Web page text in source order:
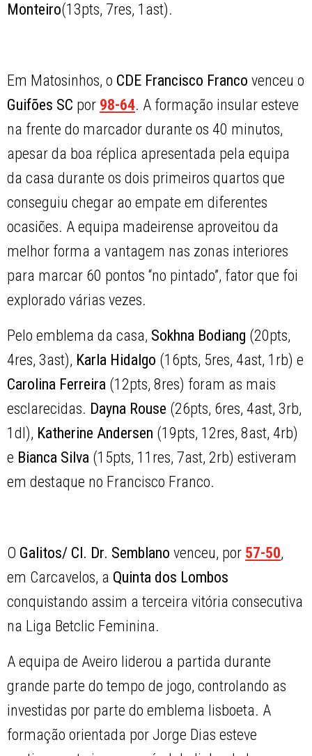
Monteiro(13pts, 7res, 1ast).
Em Matosinhos, o CDE Francisco Franco venceu o
Guifões SC por 98-64. A formação insular esteve
na frente do marcador durante os 40 minutos,
apesar da boa réplica apresentada pela equipa
da casa durante os dois primeiros quartos que
conseguiu chegar ao empate em diferentes
ocasiões. A equipa madeirense aproveitou da
melhor forma a vantagem nas zonas interiores
para marcar 60 pontos “no pintado”, fator que foi
explorado várias vezes.
Pelo emblema da casa, Sokhna Bodiang (20pts,
4res, 3ast), Karla Hidalgo (16pts, 5res, 4ast, 1rb) e
Carolina Ferreira (12pts, 8res) foram as mais
esclarecidas. Dayna Rouse (26pts, 6res, 4ast, 3rb,
1dl), Katherine Andersen (19pts, 12res, 8ast, 4rb)
e Bianca Silva (15pts, 11res, 7ast, 2rb) estiveram
em destaque no Francisco Franco.
O Galitos/ Cl. Dr. Semblano venceu, por 57-50,
em Carcavelos, a Quinta dos Lombos
conquistando assim a terceira vitória consecutiva
na Liga Betclic Feminina.
A equipa de Aveiro liderou a partida durante
grande parte do tempo de jogo, controlando as
investidas por parte do emblema lisboeta. A
formação orientada por Jorge Dias esteve